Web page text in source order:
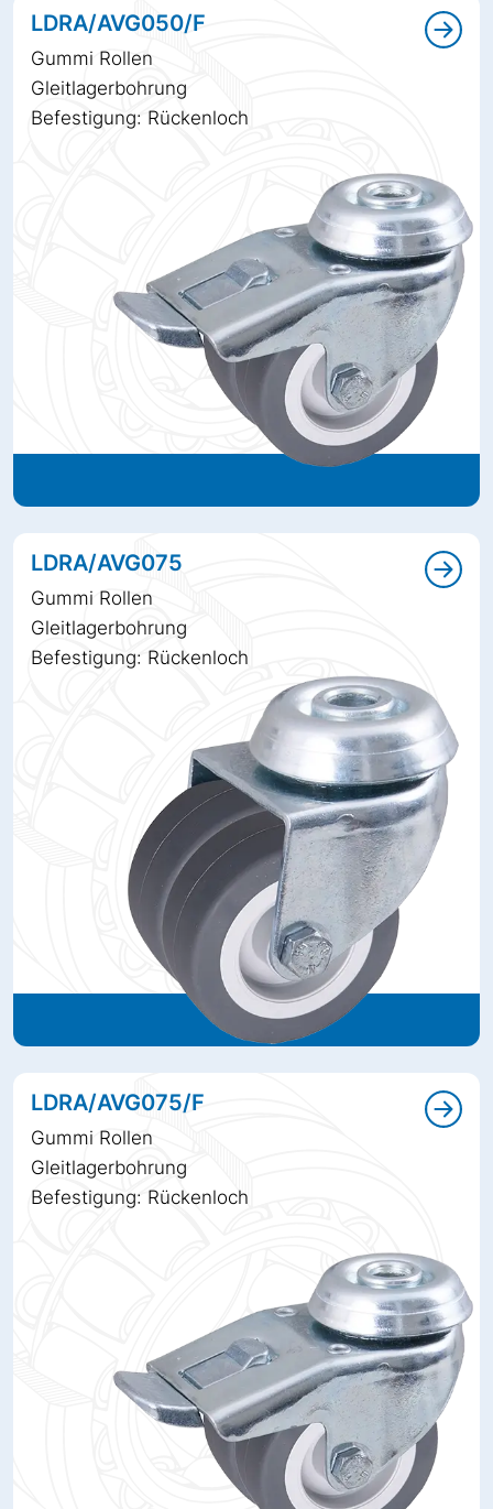
LDRA/AVG050/F
Gummi Rollen
Gleitlagerbohrung
Befestigung: Rückenloch
LDRA/AVG075
Gummi Rollen
Gleitlagerbohrung
Befestigung: Rückenloch
LDRA/AVG075/F
Gummi Rollen
Gleitlagerbohrung
Befestigung: Rückenloch